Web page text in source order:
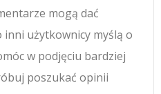
mogą dać
użytkownicy myślą o
w podjęciu bardziej
poszukać opinii